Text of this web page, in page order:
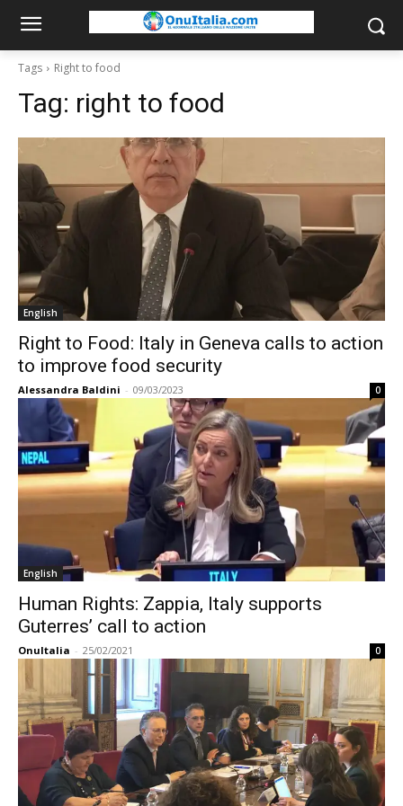
Tags Right to food
Tag: right to food
English
Right to Food: Italy in Geneva calls to action
to improve food security
Alessandra Baldini - 09/03/2023 0
English
Human Rights: Zappia, Italy supports
Guterres’ call to action
OnuItalia - 25/02/2021 0